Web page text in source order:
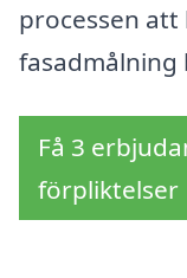
processen
fasadmålning
Få 3
förpliktelser